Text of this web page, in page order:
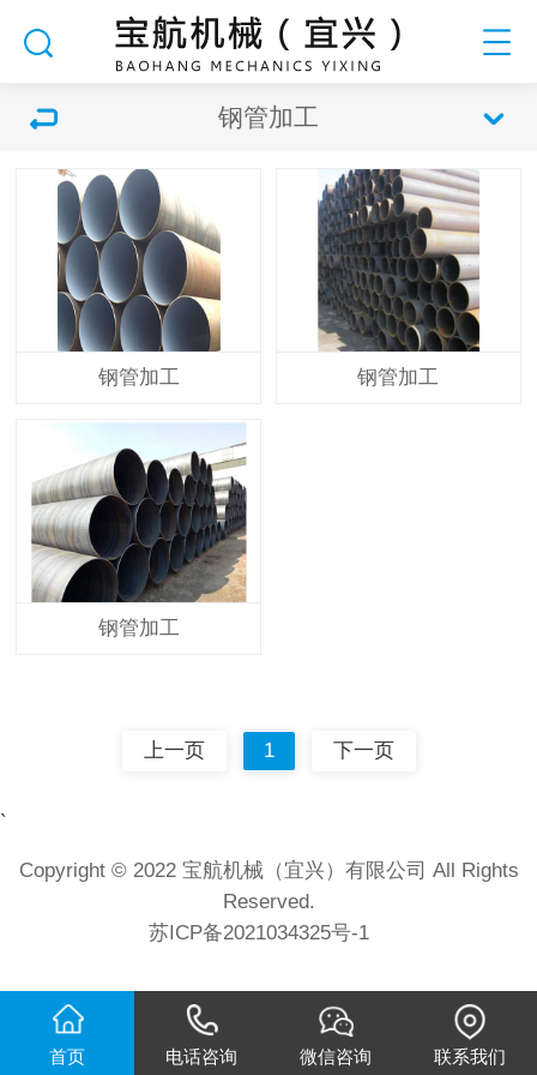
钢管加工
钢管加工 钢管加工
钢管加工
上一页 1 下一页
`
Copyright © 2022 宝航机械（宜兴）有限公司 All Rights
Reserved.
苏ICP备2021034325号-1
首页 电话咨询 微信咨询 联系我们